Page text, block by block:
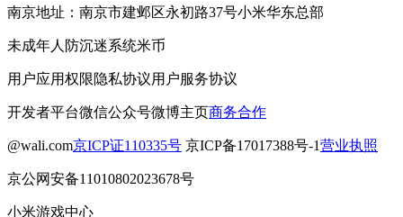
南京地址：南京市建邺区永初路37号小米华东总部
未成年人防沉迷系统米币
用户应用权限隐私协议用户服务协议
开发者平台微信公众号微博主页商务合作
@wali.com京ICP证110335号 京ICP备17017388号-1营业执照
京公网安备11010802023678号
小米游戏中心